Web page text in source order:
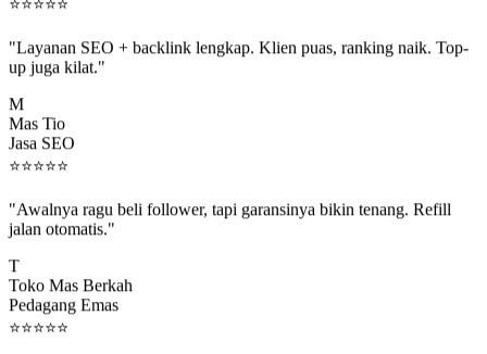
up juga kilat."
Mas Tio
Jasa SEO
⭐⭐⭐⭐⭐
jalan otomatis."
Toko Mas Berkah
Pedagang Emas
⭐⭐⭐⭐⭐